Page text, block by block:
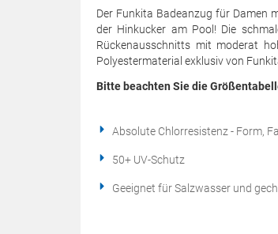
Der Funkita Badeanzug für Damen
der Hinkucker am Pool! Die
Rückenausschnitts mit moderat
Polyestermaterial exklusiv von
Bitte beachten Sie die
Absolute Chlorresistenz - Form,
50+ UV-Schutz
Geeignet für Salzwasser und